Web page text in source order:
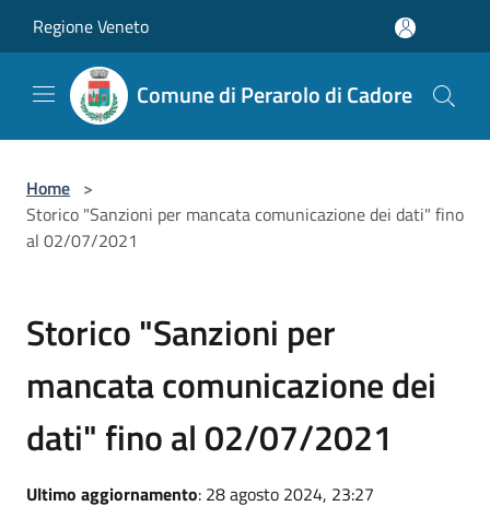
Regione Veneto
Comune di Perarolo di Cadore
Home >
Storico "Sanzioni per mancata comunicazione dei dati" fino
al 02/07/2021
Storico "Sanzioni per
mancata comunicazione dei
dati" fino al 02/07/2021
Ultimo aggiornamento: 28 agosto 2024, 23:27